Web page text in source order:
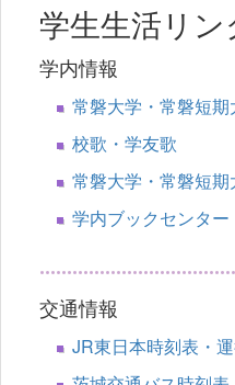
学生生活リン
学内情報
常磐大学・常磐短期
校歌・学友歌
常磐大学・常磐短
学内ブックセンタ
交通情報
JR東日本時刻表・